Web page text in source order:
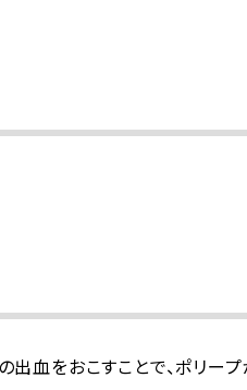
出血をおこすことで、ポリ